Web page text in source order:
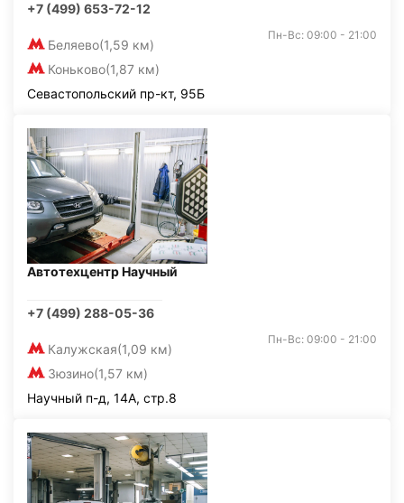
+7 (499) 653-72-12
Беляево(1,59 км)
Коньково(1,87 км)
Пн-Вс: 09:00 - 21:00
Севастопольский пр-кт, 95Б
Автотехцентр Научный
+7 (499) 288-05-36
Калужская(1,09 км)
Зюзино(1,57 км)
Пн-Вс: 09:00 - 21:00
Научный п-д, 14А, стр.8